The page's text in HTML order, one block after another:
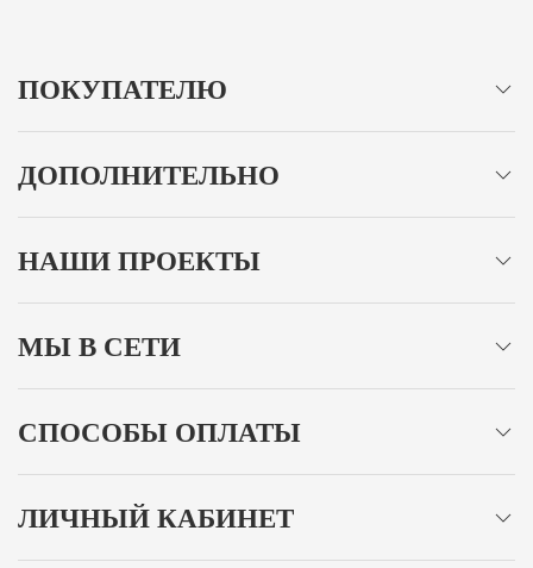
ПОКУПАТЕЛЮ
ДОПОЛНИТЕЛЬНО
НАШИ ПРОЕКТЫ
МЫ В СЕТИ
СПОСОБЫ ОПЛАТЫ
ЛИЧНЫЙ КАБИНЕТ